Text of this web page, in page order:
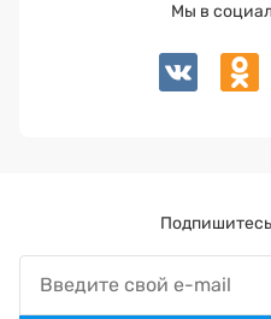
Мы в